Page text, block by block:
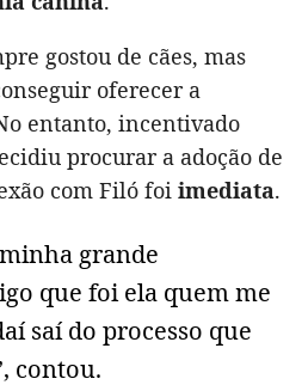
gostou de cães, mas
oferecer a
entanto, incentivado
procurar a adoção de
com Filó foi imediata.
grande
que foi ela quem me
saí do processo que
contou.